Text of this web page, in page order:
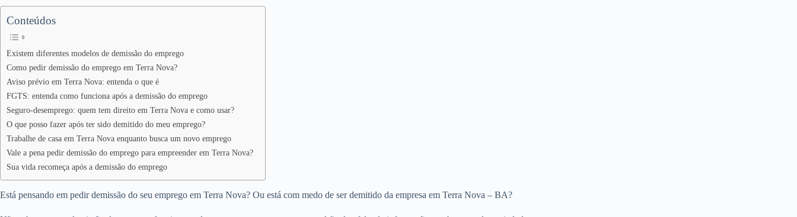
Conteúdos
Existem diferentes modelos de demissão do emprego
Como pedir demissão do emprego em Terra Nova?
Aviso prévio em Terra Nova: entenda o que é
FGTS: entenda como funciona após a demissão do emprego
Seguro-desemprego: quem tem direito em Terra Nova e como usar?
O que posso fazer após ter sido demitido do meu emprego?
Trabalhe de casa em Terra Nova enquanto busca um novo emprego
Vale a pena pedir demissão do emprego para empreender em Terra Nova?
Sua vida recomeça após a demissão do emprego
Está pensando em pedir demissão do seu emprego em Terra Nova? Ou está com medo de ser demitido da empresa em Terra Nova – BA?